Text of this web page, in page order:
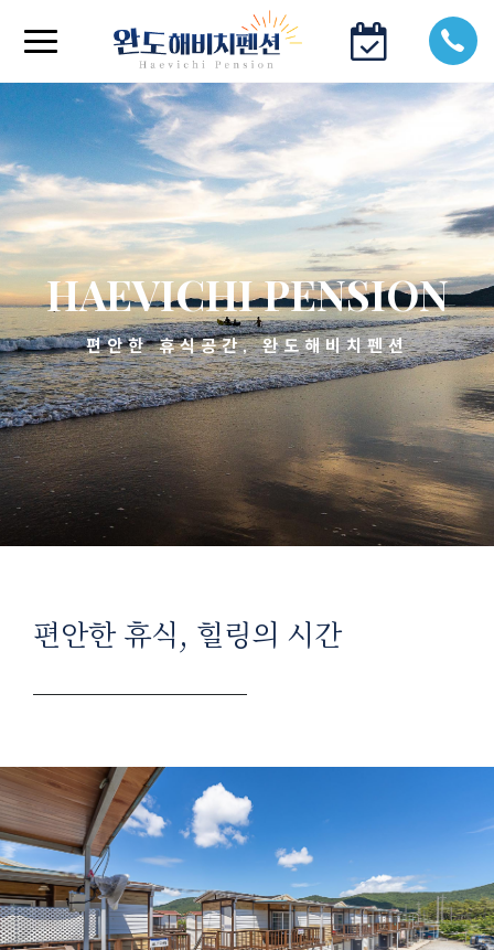
HAEVICHI PENSION
편안한 휴식공간, 완도해비치펜션
편안한 휴식, 힐링의 시간